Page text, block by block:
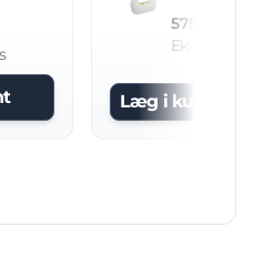
575,00 kr.
Ekskl.
Læg i kurv